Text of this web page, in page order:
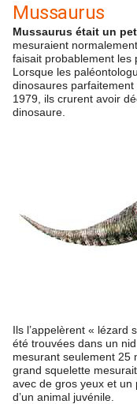
Mussaurus
Mussaurus était un
mesuraient
faisait probablement les
Lorsque les
dinosaures parfaitement
1979, ils crurent avoir
dinosaure.
Ils l’appelèrent « lézard
été trouvées dans un
mesurant seulement 25
grand squelette
avec de gros yeux et un
d’un animal juvénile.